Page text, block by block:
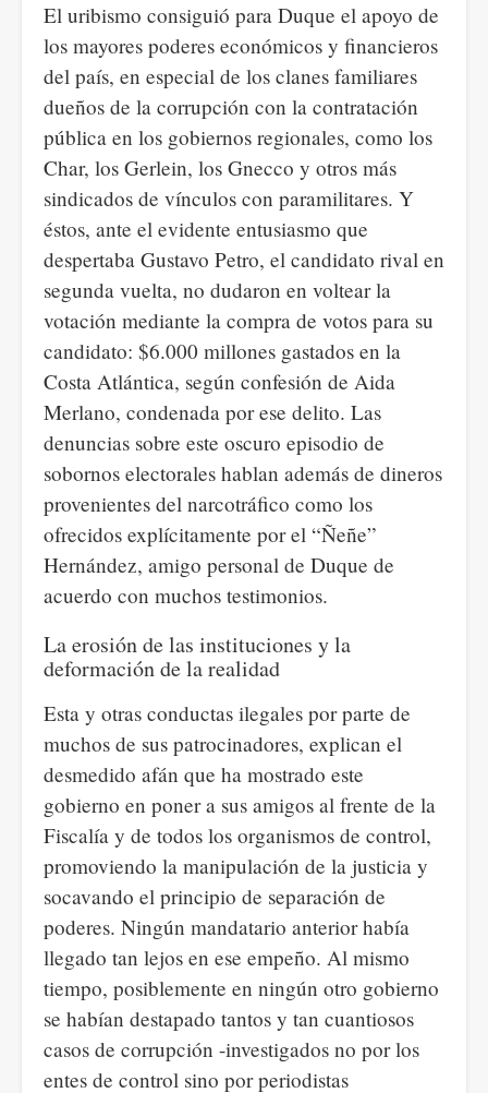
El uribismo consiguió para Duque el apoyo de
los mayores poderes económicos y financieros
del país, en especial de los clanes familiares
dueños de la corrupción con la contratación
pública en los gobiernos regionales, como los
Char, los Gerlein, los Gnecco y otros más
sindicados de vínculos con paramilitares. Y
éstos, ante el evidente entusiasmo que
despertaba Gustavo Petro, el candidato rival en
segunda vuelta, no dudaron en voltear la
votación mediante la compra de votos para su
candidato: $6.000 millones gastados en la
Costa Atlántica, según confesión de Aida
Merlano, condenada por ese delito. Las
denuncias sobre este oscuro episodio de
sobornos electorales hablan además de dineros
provenientes del narcotráfico como los
ofrecidos explícitamente por el “Ñeñe”
Hernández, amigo personal de Duque de
acuerdo con muchos testimonios.
La erosión de las instituciones y la
deformación de la realidad
Esta y otras conductas ilegales por parte de
muchos de sus patrocinadores, explican el
desmedido afán que ha mostrado este
gobierno en poner a sus amigos al frente de la
Fiscalía y de todos los organismos de control,
promoviendo la manipulación de la justicia y
socavando el principio de separación de
poderes. Ningún mandatario anterior había
llegado tan lejos en ese empeño. Al mismo
tiempo, posiblemente en ningún otro gobierno
se habían destapado tantos y tan cuantiosos
casos de corrupción -investigados no por los
entes de control sino por periodistas